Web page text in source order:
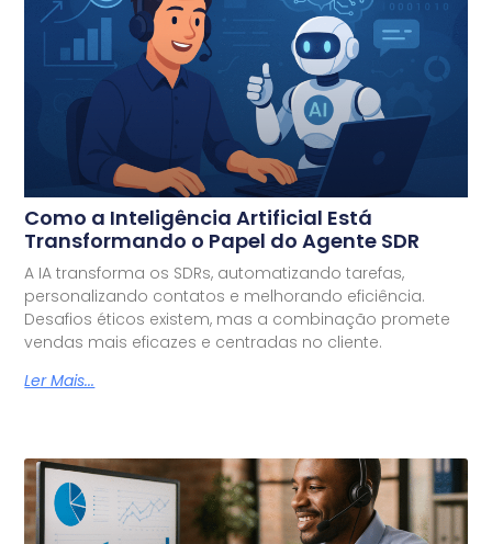
Como a Inteligência Artificial Está
Transformando o Papel do Agente SDR
A IA transforma os SDRs, automatizando tarefas,
personalizando contatos e melhorando eficiência.
Desafios éticos existem, mas a combinação promete
vendas mais eficazes e centradas no cliente.
Ler Mais...